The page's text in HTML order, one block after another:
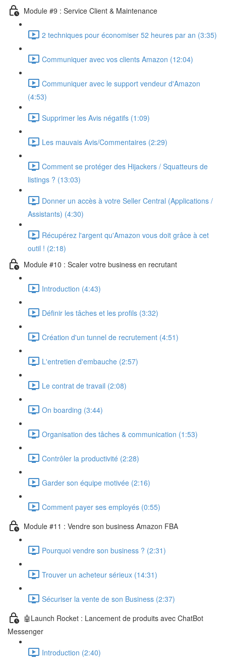
Module #9 : Service Client & Maintenance
2 techniques pour économiser 52 heures par an (3:35)
Communiquer avec vos clients Amazon (12:04)
Communiquer avec le support vendeur d'Amazon
(4:53)
Supprimer les Avis négatifs (1:09)
Les mauvais Avis/Commentaires (2:29)
Comment se protéger des Hijackers / Squatteurs de
listings ? (13:03)
Donner un accès à votre Seller Central (Applications /
Assistants) (4:30)
Récupérez l'argent qu'Amazon vous doit grâce à cet
outil ! (2:18)
Module #10 : Scaler votre business en recrutant
Introduction (4:43)
Définir les tâches et les profils (3:32)
Création d'un tunnel de recrutement (4:51)
L'entretien d'embauche (2:57)
Le contrat de travail (2:08)
On boarding (3:44)
Organisation des tâches & communication (1:53)
Contrôler la productivité (2:28)
Garder son équipe motivée (2:16)
Comment payer ses employés (0:55)
Module #11 : Vendre son business Amazon FBA
Pourquoi vendre son business ? (2:31)
Trouver un acheteur sérieux (14:31)
Sécuriser la vente de son Business (2:37)
🤖Launch Rocket : Lancement de produits avec ChatBot
Messenger
Introduction (2:40)